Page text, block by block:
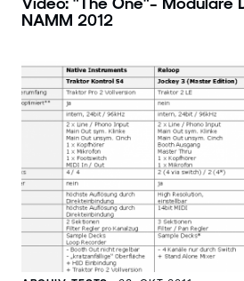
NAMM 2012